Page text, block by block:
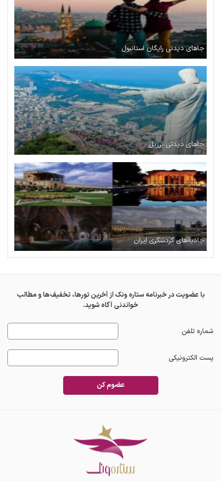
جاهای دیدنی رایگان استانبول
جاهای دیدنی برزیل
جاذبه‌های گردشگری ایران
با عضویت در خبرنامه ستاره ونک از آخرین تورها، تخفیف‌ها و مطالب
خواندنی آگاه شوید.
شماره تلفن
پست الکترونیکی
عضوم کن